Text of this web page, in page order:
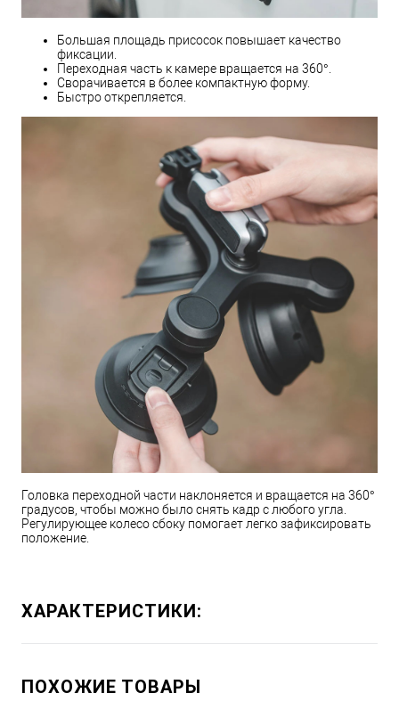
Большая площадь присосок повышает качество
фиксации.
Переходная часть к камере вращается на 360°.
Сворачивается в более компактную форму.
Быстро открепляется.
Головка переходной части наклоняется и вращается на 360°
градусов, чтобы можно было снять кадр с любого угла.
Регулирующее колесо сбоку помогает легко зафиксировать
положение.
ХАРАКТЕРИСТИКИ:
ПОХОЖИЕ ТОВАРЫ